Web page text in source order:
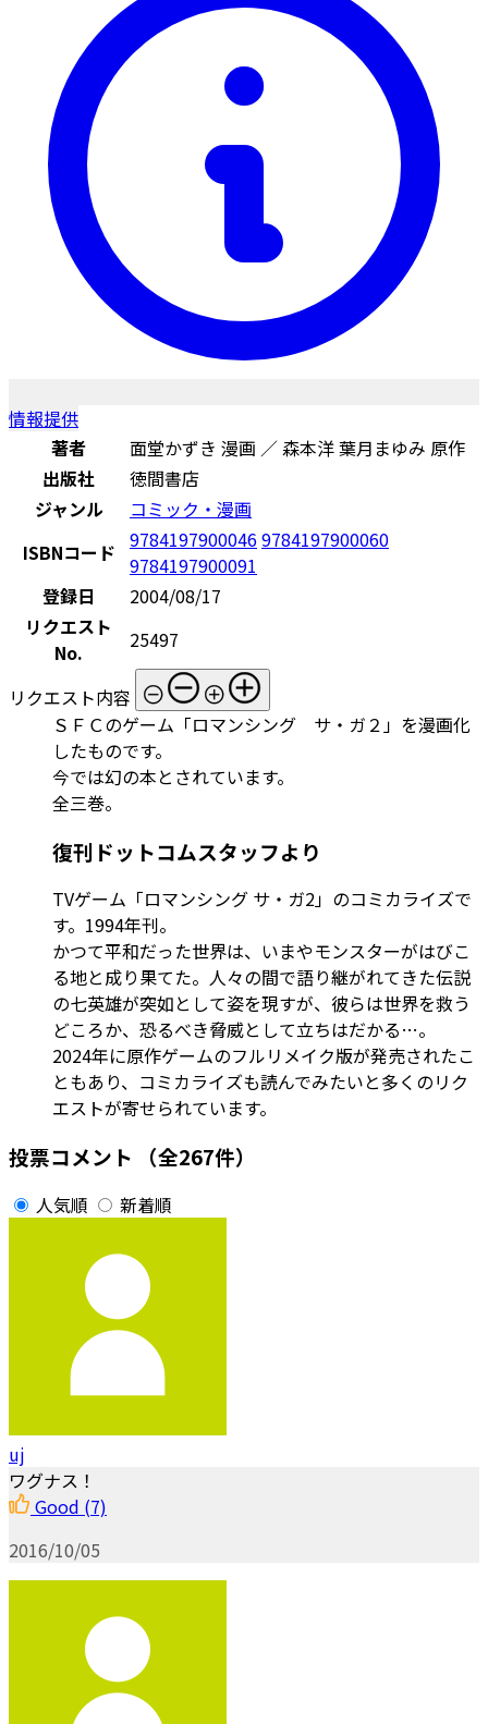
情報提供
著者
面堂かずき 漫画 ／ 森本洋 葉月まゆみ 原作
出版社
徳間書店
ジャンル
コミック・漫画
ISBNコード 97841979000469784197900060
9784197900091
登録日
2004/08/17
リクエスト
No.
25497
リクエスト内容
ＳＦＣのゲーム「ロマンシング サ・ガ２」を漫画化
したものです。
今では幻の本とされています。
全三巻。
復刊ドットコムスタッフより
TVゲーム「ロマンシング サ・ガ2」のコミカライズで
す。1994年刊。
かつて平和だった世界は、いまやモンスターがはびこ
る地と成り果てた。人々の間で語り継がれてきた伝説
の七英雄が突如として姿を現すが、彼らは世界を救う
どころか、恐るべき脅威として立ちはだかる…。
2024年に原作ゲームのフルリメイク版が発売されたこ
ともあり、コミカライズも読んでみたいと多くのリク
エストが寄せられています。
投票コメント （全267件）
人気順 新着順
uj
ワグナス！
Good (7)
2016/10/05